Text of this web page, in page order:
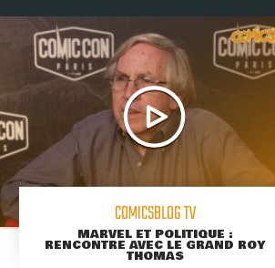
COMICSBLOG TV
MARVEL ET POLITIQUE :
RENCONTRE AVEC LE GRAND ROY
THOMAS